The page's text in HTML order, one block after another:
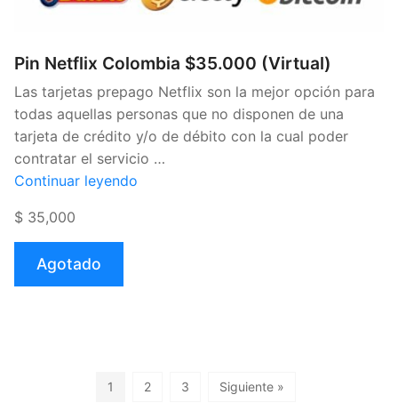
Pin Netflix Colombia $35.000 (Virtual)
Las tarjetas prepago Netflix son la mejor opción para
todas aquellas personas que no disponen de una
tarjeta de crédito y/o de débito con la cual poder
contratar el servicio …
Continuar leyendo
$ 35,000
Agotado
1 2 3 Siguiente »